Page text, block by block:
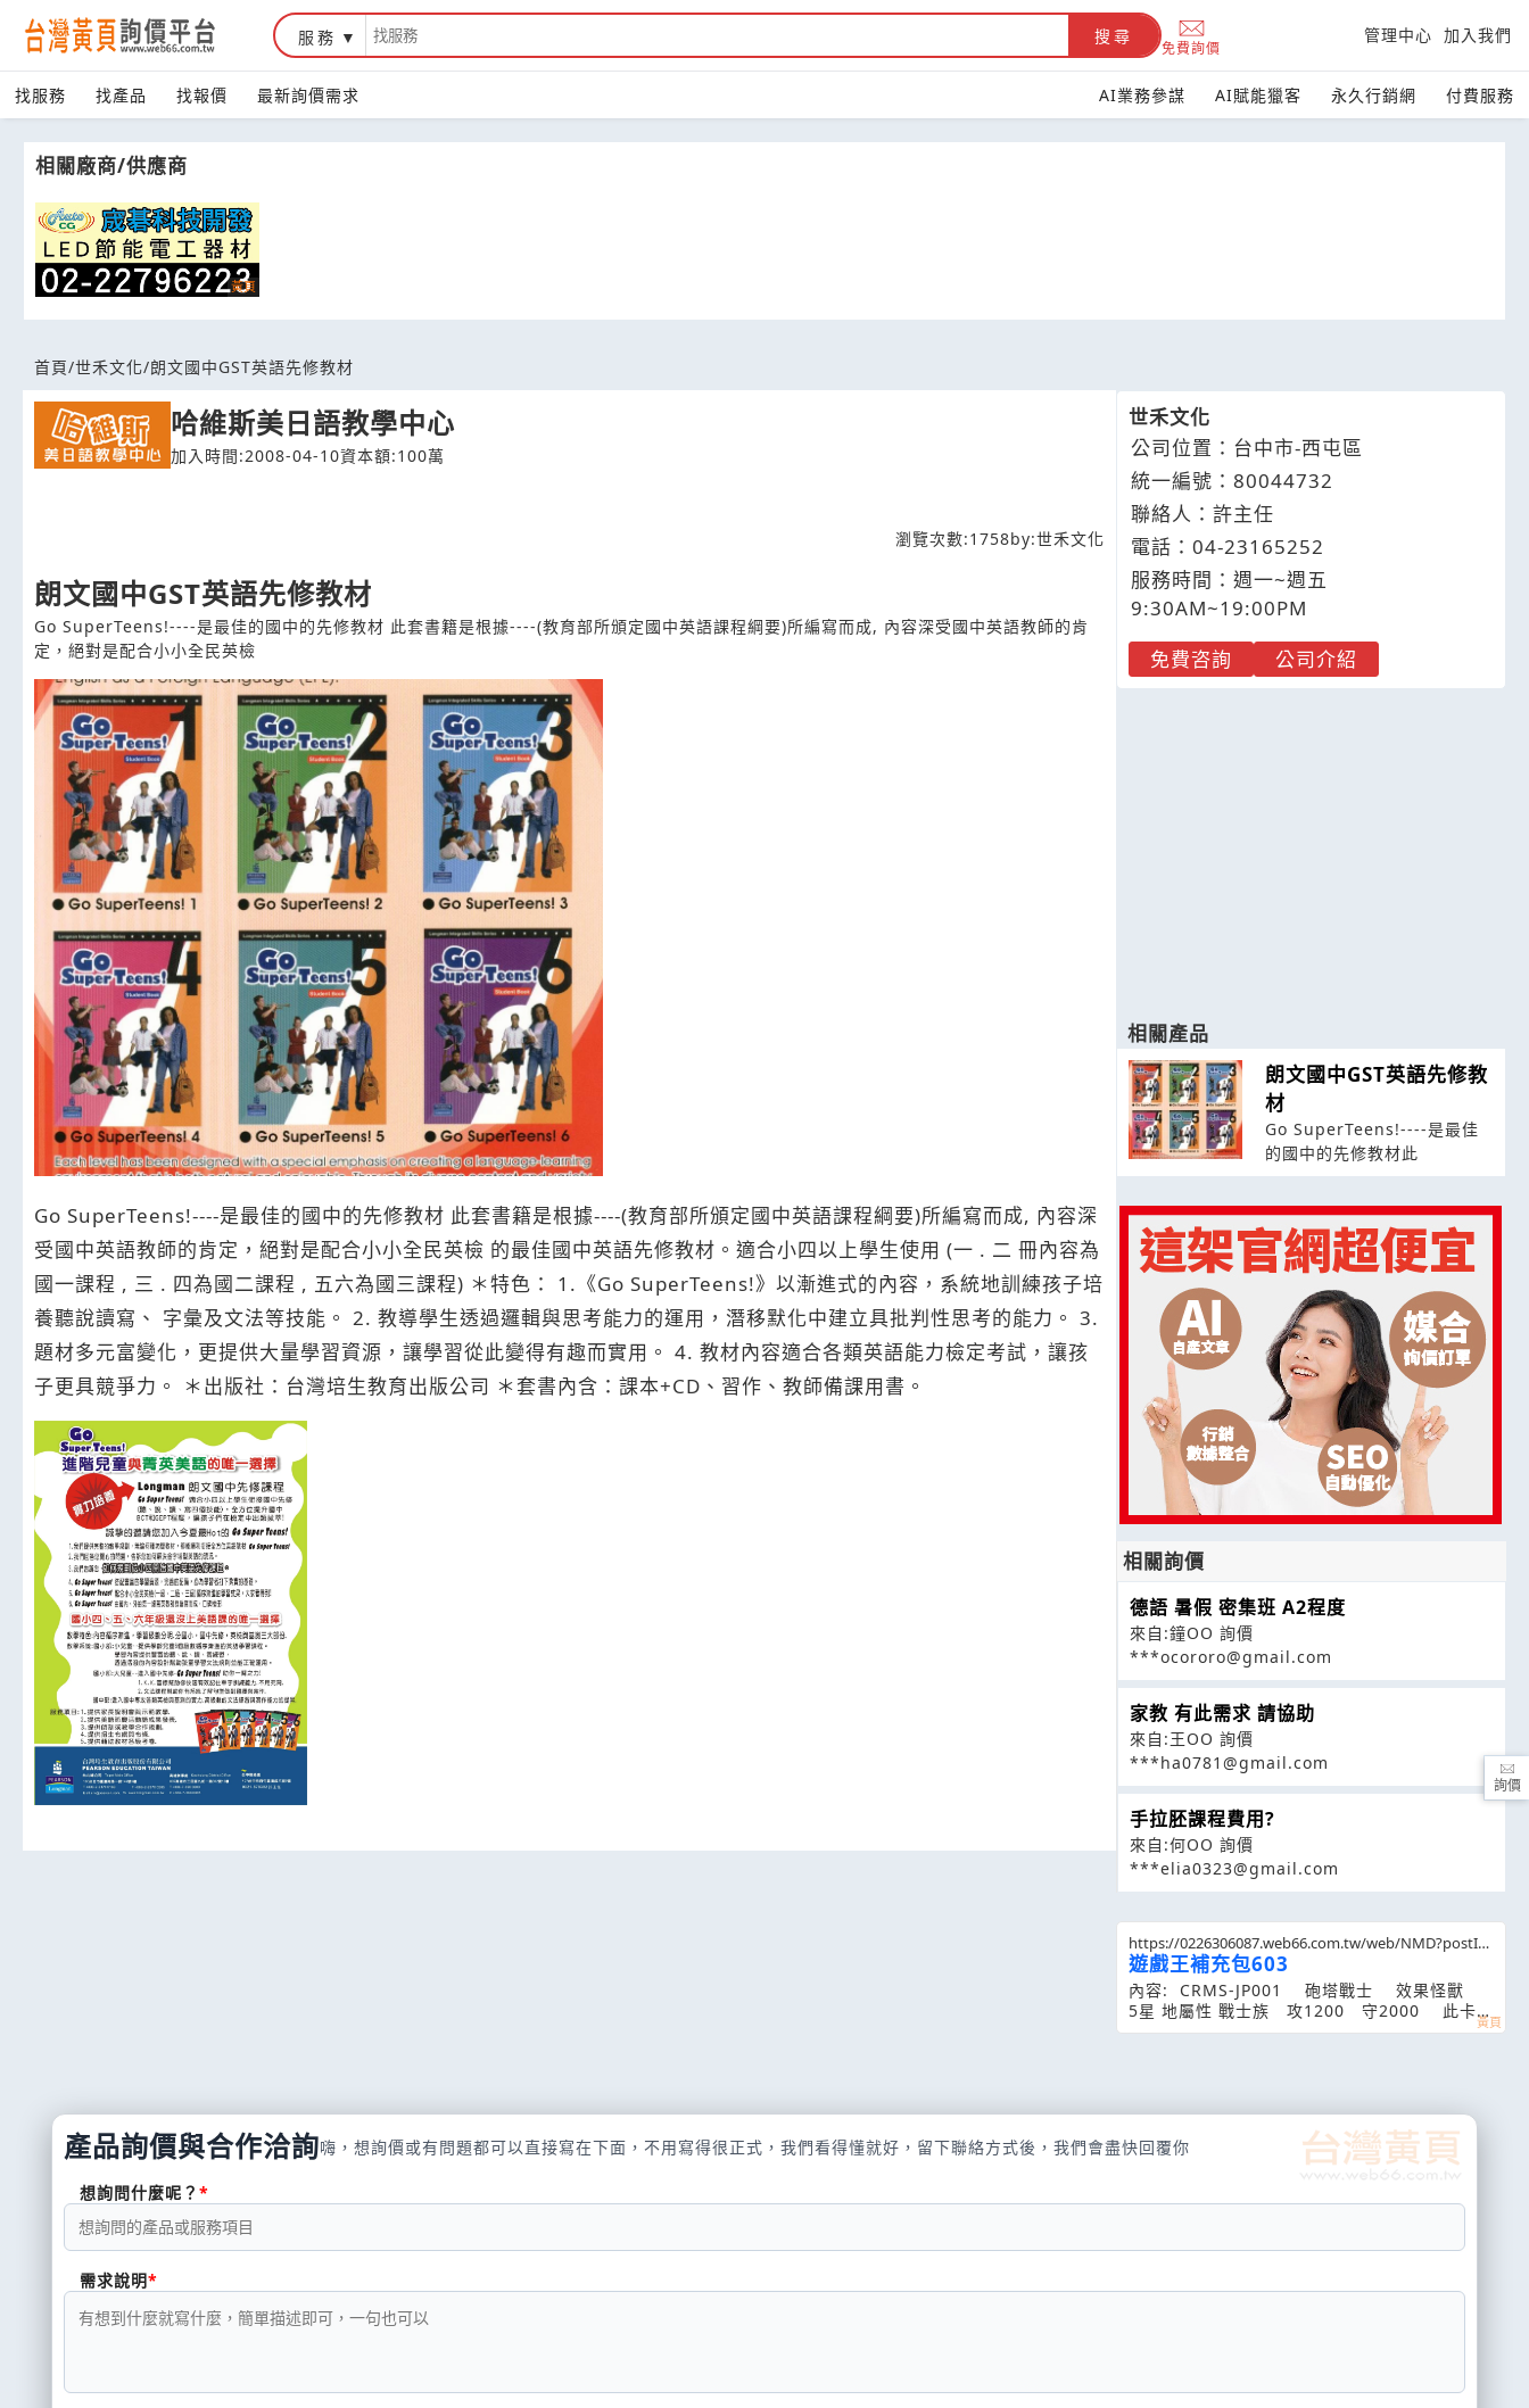
台灣黃頁詢價平台
服務 搜尋
免費詢價
管理中心 加入我們
找服務 找產品 找報價 最新詢價需求 AI業務參謀 AI賦能獵客 永久行銷網 付費服務
相關廠商/供應商
首頁/世禾文化/朗文國中GST英語先修教材
哈維斯美日語教學中心
加入時間:2008-04-10資本額:100萬
瀏覽次數:1758by:世禾文化
朗文國中GST英語先修教材
Go SuperTeens!----是最佳的國中的先修教材 此套書籍是根據----(教育部所頒定國中英語課程綱要)所編寫而成, 內容深受國中英語教師的肯
定，絕對是配合小小全民英檢
Go SuperTeens!----是最佳的國中的先修教材 此套書籍是根據----(教育部所頒定國中英語課程綱要)所編寫而成, 內容深
受國中英語教師的肯定，絕對是配合小小全民英檢 的最佳國中英語先修教材。適合小四以上學生使用 (一 . 二 冊內容為
國一課程 , 三 . 四為國二課程 , 五六為國三課程) ＊特色： 1.《Go SuperTeens!》以漸進式的內容，系統地訓練孩子培
養聽說讀寫、 字彙及文法等技能。 2. 教導學生透過邏輯與思考能力的運用，潛移默化中建立具批判性思考的能力。 3.
題材多元富變化，更提供大量學習資源，讓學習從此變得有趣而實用。 4. 教材內容適合各類英語能力檢定考試，讓孩
子更具競爭力。 ＊出版社：台灣培生教育出版公司 ＊套書內含：課本+CD、習作、教師備課用書。
世禾文化
公司位置：台中市-西屯區
統一編號：80044732
聯絡人：許主任
電話： 04-231 65252
服務時間：週一~週五
9:30AM~19:00PM
免費咨詢
公司介紹
相關產品
朗文國中GST英語先修教
材
Go SuperTeens!----是最佳
的國中的先修教材此
相關詢價
德語 暑假 密集班 A2程度
來自:鐘OO 詢價
***ocororo@gmail.com
家教 有此需求 請協助
來自:王OO 詢價
***ha0781@gmail.com
手拉胚課程費用?
來自:何OO 詢價
***elia0323@gmail.com
https://0226306087.web66.com.tw/web/NMD?postId
=394826
遊戲王補充包603
內容: CRMS-JP001 砲塔戰士 效果怪獸
5星 地屬性 戰士族 攻1200 守2000 此卡可
以解放我方場上存在的一體戰士族怪獸，從手牌
產品詢價與合作洽詢嗨，想詢價或有問題都可以直接寫在下面，不用寫得很正式，我們看得懂就好，留下聯絡方式後，我們會盡快回覆你
想詢問什麼呢？
需求說明
詢價